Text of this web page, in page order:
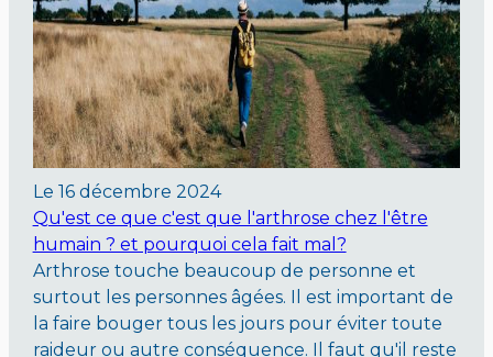
Le 16 décembre 2024
Qu'est ce que c'est que l'arthrose chez l'être
humain ? et pourquoi cela fait mal?
Arthrose touche beaucoup de personne et
surtout les personnes âgées. Il est important de
la faire bouger tous les jours pour éviter toute
raideur ou autre conséquence. Il faut qu'il reste